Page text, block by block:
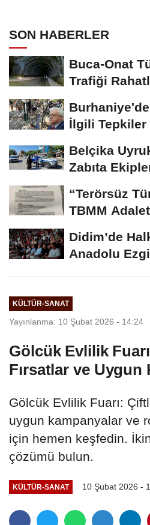
SON HABERLER
Buca-Onat
Trafiği
İlgili Tepkiler
Belçika
Zabıta
“Terörsüz
TBMM
Didim’de
Anadolu
KÜLTÜR-SANAT
Yayınlanma: 10 Şubat 2026 - 14:24
Gölcük Evlilik
Fırsatlar ve Uygun
Gölcük Evlilik Fuarı:
uygun kampanyalar ve
için hemen keşfedin.
çözümü bulun.
KÜLTÜR-SANAT 10 Şubat 2026 -